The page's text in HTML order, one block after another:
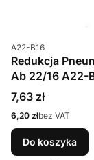
Kod produktu
A22-B16
Redukcja
Ab 22/16 A22-
Cena
7,63 zł
Cena
6,20 złbez VAT
Do koszyka